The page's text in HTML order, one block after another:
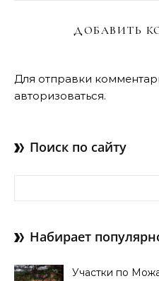
ДОБАВИТЬ
Для отправки
авторизоваться.
Поиск по сайту
Набирает
Участки по